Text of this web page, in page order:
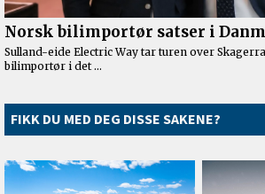
FIKK DU MED DEG DISSE SAKENE?